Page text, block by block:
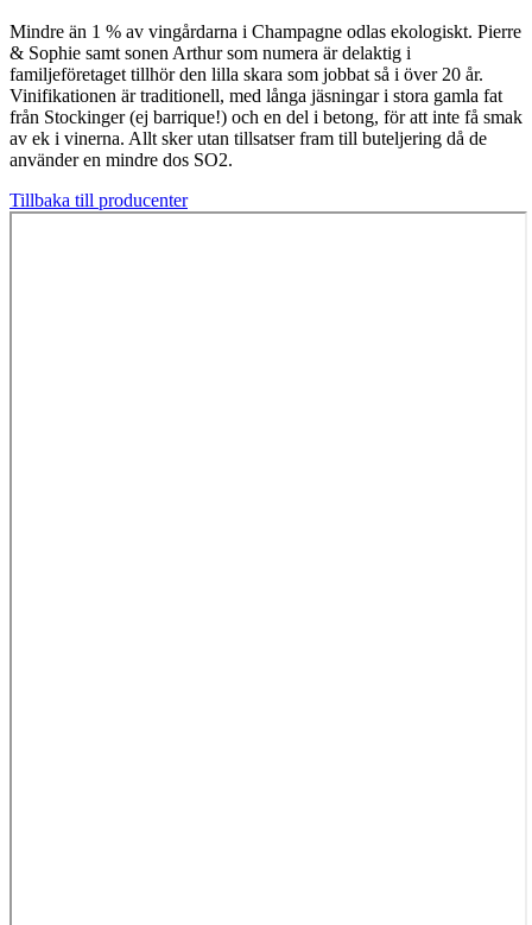
Mindre än 1 % av vingårdarna i Champagne odlas ekologiskt. Pierre
& Sophie samt sonen Arthur som numera är delaktig i
familjeföretaget tillhör den lilla skara som jobbat så i över 20 år.
Vinifikationen är traditionell, med långa jäsningar i stora gamla fat
från Stockinger (ej barrique!) och en del i betong, för att inte få smak
av ek i vinerna. Allt sker utan tillsatser fram till buteljering då de
använder en mindre dos SO2.
Tillbaka till producenter